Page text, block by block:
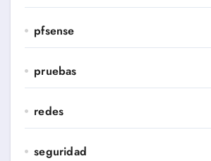
pfsense
pruebas
redes
seguridad